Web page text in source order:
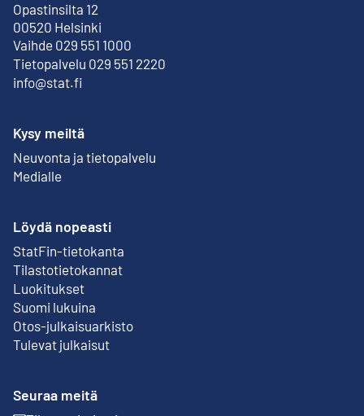
Opastinsilta 12
00520 Helsinki
Ulkoinen linkki
Vaihde 029 551 1000
Tietopalvelu 029 551 2220
info@stat.fi
Kysy meiltä
Neuvonta ja tietopalvelu
Medialle
Löydä nopeasti
StatFin-tietokanta
Ulkoinen linkki
Tilastotietokannat
Luokitukset
Suomi lukuina
Otos-julkaisuarkisto
Ulkoinen linkki
Tulevat julkaisut
Seuraa meitä